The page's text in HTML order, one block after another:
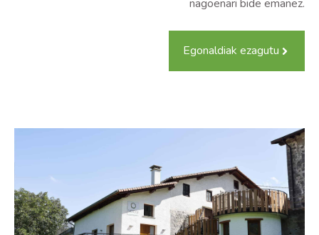
nagoenari bide emanez.
Egonaldiak ezagutu